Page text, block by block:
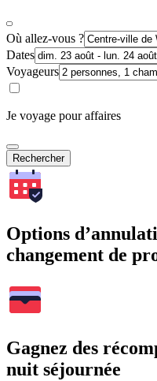
Où allez-vous ?
Dates
Voyageurs
Je voyage pour affaires
Rechercher
Options
changement de
Gagnez des
nuit séjournée